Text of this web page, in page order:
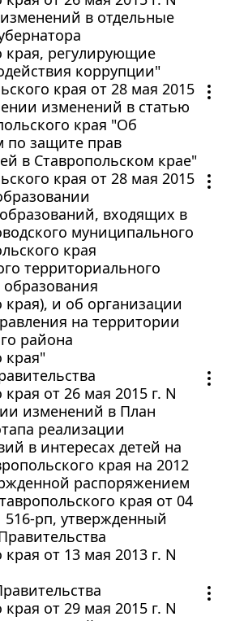
в отдельные
края, регулирующие
коррупции"
края от 28 мая 2015
изменений в статью
края "Об
по защите прав
в Ставропольском крае"
края от 28 мая 2015
входящих в
муниципального
края
территориального
края), и об организации
на территории
района
края"
от 26 мая 2015 г. N
изменений в План
реализации
в интересах детей на
края на 2012
распоряжением
края от 04
516-рп, утвержденный
от 13 мая 2013 г. N
от 29 мая 2015 г. N